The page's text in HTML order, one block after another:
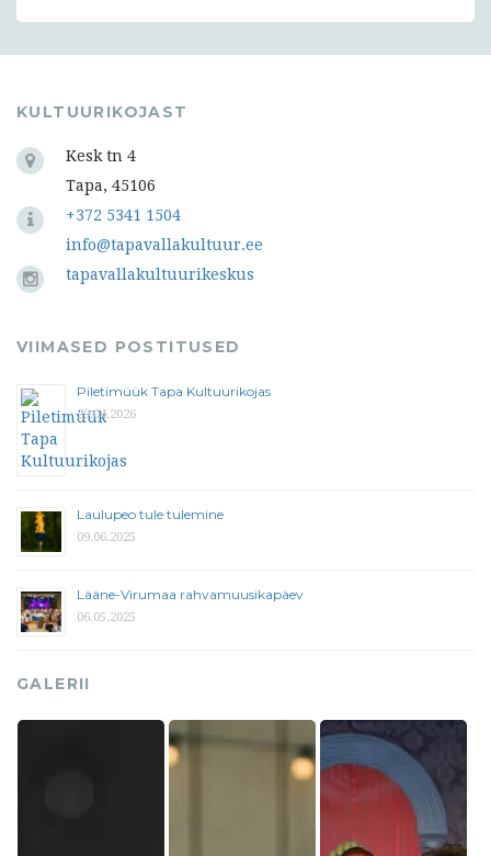
KULTUURIKOJAST
Kesk tn 4
Tapa, 45106
+372 5341 1504
info@tapavallakultuur.ee
tapavallakultuurikeskus
VIIMASED POSTITUSED
Piletimüük Tapa Kultuurikojas
29.04.2026
Laulupeo tule tulemine
09.06.2025
Lääne-Virumaa rahvamuusikapäev
06.05.2025
GALERII